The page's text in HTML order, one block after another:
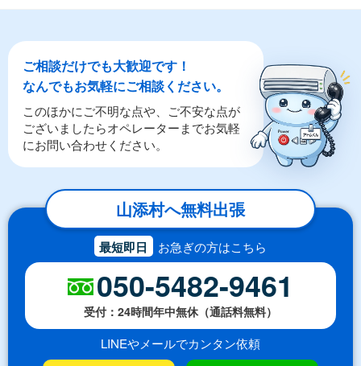
ご相談だけでも大歓迎です！
なんでもお気軽にご相談ください。
このほかにご不明な点や、ご不安な点が
ございましたらオペレーターまでお気軽
にお問い合わせください。
山添村へ無料出張
最短即日 お急ぎの方はこちら
050-5482-9461
受付：24時間年中無休（通話料無料）
LINEやメールでカンタン依頼